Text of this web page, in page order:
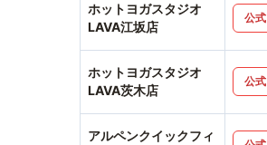
ホットヨガスタジオ
LAVA江坂店
公式
ホットヨガスタジオ
LAVA茨木店
公式
アルペンクイックフィ